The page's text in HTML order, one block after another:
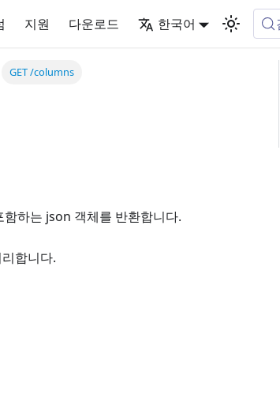
지원 다운로드 한국어
GET /columns
하는 json 객체를 반환합니다.
합니다.